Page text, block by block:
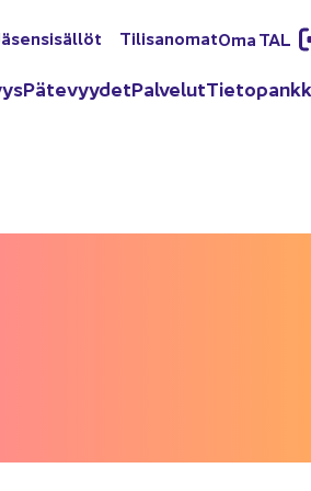
Ti­li­sa­no­matOma TAL
Pä­te­vyy­detPal­ve­lut